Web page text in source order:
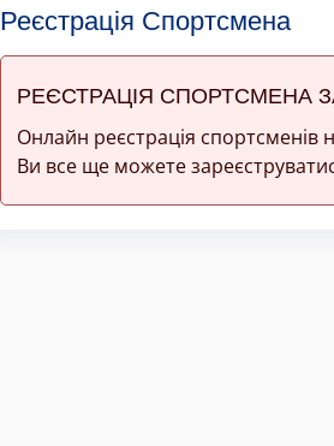
Реєстрація Спортсмена
РЕЄСТРАЦІЯ СПОРТСМЕНА
Онлайн реєстрація спортсменів
Ви все ще можете